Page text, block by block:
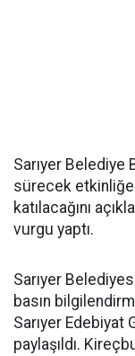
Sarıyer Belediye
sürecek etkinliğe
katılacağını
vurgu yaptı.
Sarıyer
basın
Sarıyer Edebiyat
paylaşıldı.